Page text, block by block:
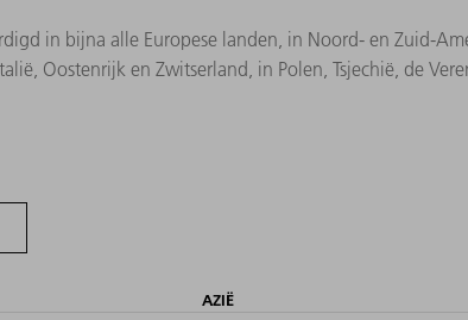
in bijna alle Europese landen, in Noord- en Zuid-
Oostenrijk en Zwitserland, in Polen, Tsjechië, de
AZIË